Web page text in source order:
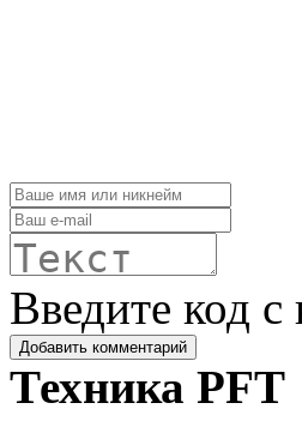
Введите код
Техника PFT